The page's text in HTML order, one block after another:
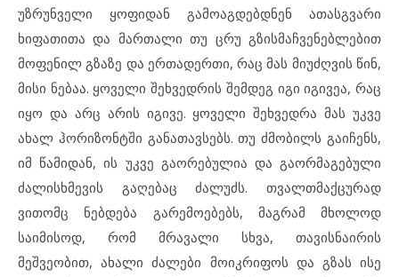
უზრუნველი ყოფიდან გამოაგდებდნენ ათასგვარი
ხიფათითა და მართალი თუ ცრუ გზისმაჩვენებლებით
მოფენილ გზაზე და ერთადერთი, რაც მას მიუძღვის წინ,
მისი ნებაა. ყოველი შეხვედრის შემდეგ იგი იგივეა, რაც
იყო და არც არის იგივე. ყოველი შეხვედრა მას უკვე
ახალ ჰორიზონტში განათავსებს. თუ ძმობილს გაიჩენს,
იმ წამიდან, ის უკვე გაორებულია და გაორმაგებული
ძალისხმევის გაღებაც ძალუძს. თვალთმაქცურად
ვითომც ნებდება გარემოებებს, მაგრამ მხოლოდ
საიმისოდ, რომ მრავალი სხვა, თავისნაირის
მეშვეობით, ახალი ძალები მოიკრიფოს და გზას ისე